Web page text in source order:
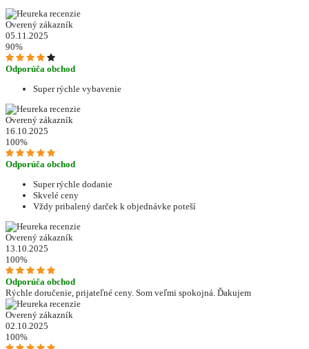
Overený zákazník
05.11.2025
90%
Odporúča obchod
Super rýchle vybavenie
Overený zákazník
16.10.2025
100%
Odporúča obchod
Super rýchle dodanie
Skvelé ceny
Vždy pribalený darček k objednávke poteší
Overený zákazník
13.10.2025
100%
Odporúča obchod
Rýchle doručenie, prijateľné ceny. Som veľmi spokojná. Ďakujem
Overený zákazník
02.10.2025
100%